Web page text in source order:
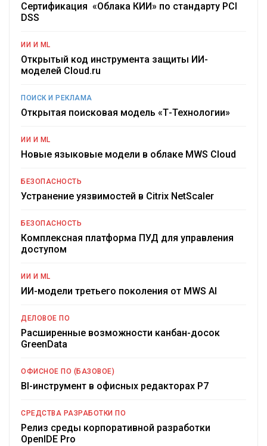
Сертификация «Облака КИИ» по стандарту PCI
DSS
ИИ И ML
Открытый код инструмента защиты ИИ-
моделей Cloud.ru
ПОИСК И РЕКЛАМА
Открытая поисковая модель «Т-Технологии»
ИИ И ML
Новые языковые модели в облаке MWS Cloud
БЕЗОПАСНОСТЬ
Устранение уязвимостей в Citrix NetScaler
БЕЗОПАСНОСТЬ
Комплексная платформа ПУД для управления
доступом
ИИ И ML
ИИ-модели третьего поколения от MWS AI
ДЕЛОВОЕ ПО
Расширенные возможности канбан-досок
GreenData
ОФИСНОЕ ПО (БАЗОВОЕ)
BI-инструмент в офисных редакторах Р7
СРЕДСТВА РАЗРАБОТКИ ПО
Релиз среды корпоративной разработки
OpenIDE Pro